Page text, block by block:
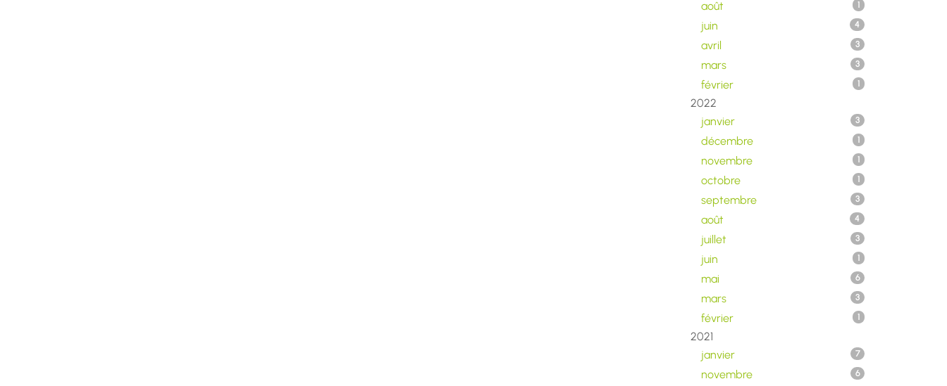
août 1
juin 4
avril 3
mars 3
février 1
2022
janvier
3
décembre 1
novembre 1
octobre 1
septembre 3
août 4
juillet 3
juin 1
mai 6
mars 3
février 1
2021
janvier
7
novembre 6